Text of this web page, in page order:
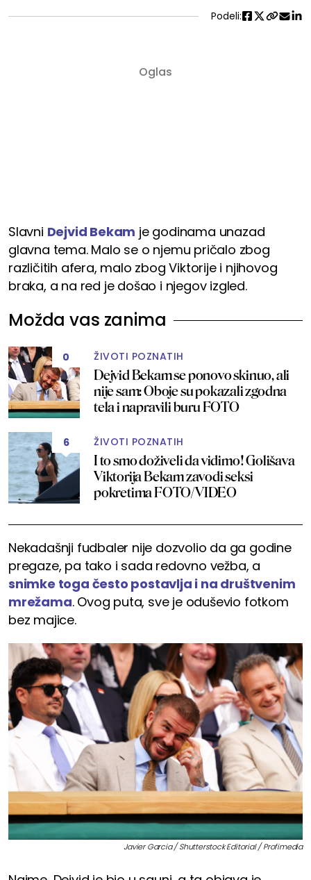
Podeli:
Slavni Dejvid Bekam je godinama unazad
glavna tema. Malo se o njemu pričalo zbog
različitih afera, malo zbog Viktorije i njihovog
braka, a na red je došao i njegov izgled.
Možda vas zanima
0 ŽIVOTI POZNATIH
Dejvid Bekam se ponovo skinuo, ali
nije sam: Oboje su pokazali zgodna
tela i napravili buru FOTO
6 ŽIVOTI POZNATIH
I to smo doživeli da vidimo! Golišava
Viktorija Bekam zavodi seksi
pokretima FOTO/VIDEO
Nekadašnji fudbaler nije dozvolio da ga godine
pregaze, pa tako i sada redovno vežba, a
snimke toga često postavlja i na društvenim
mrežama. Ovog puta, sve je oduševio fotkom
bez majice.
Javier Garcia / Shutterstock Editorial / Profimedia